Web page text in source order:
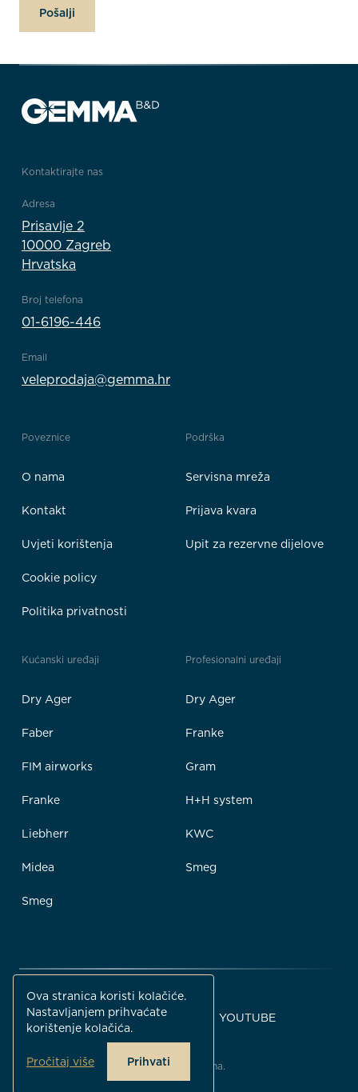
Pošalji
Kontaktirajte nas
Adresa
Prisavlje 2
10000 Zagreb
Hrvatska
Broj telefona
01-6196-446
Email
veleprodaja@gemma.hr
Poveznice
O nama
Kontakt
Uvjeti korištenja
Cookie policy
Politika privatnosti
Podrška
Servisna mreža
Prijava kvara
Upit za rezervne dijelove
Kućanski uređaji
Dry Ager
Faber
FIM airworks
Franke
Liebherr
Midea
Smeg
Profesionalni uređaji
Dry Ager
Franke
Gram
H+H system
KWC
Smeg
FACEBOOK INSTAGRAM YOUTUBE
© Gemma B&D 2026. Sva prava pridržana.
Ova stranica koristi kolačiće.
Nastavljanjem prihvaćate
korištenje kolačića.
Pročitaj više Prihvati